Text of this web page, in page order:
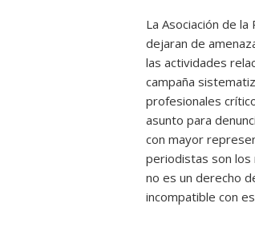
La Asociación de
dejaran de
las actividades
campaña
profesionales
asunto para
con mayor
periodistas son los
no es un derecho
incompatible con